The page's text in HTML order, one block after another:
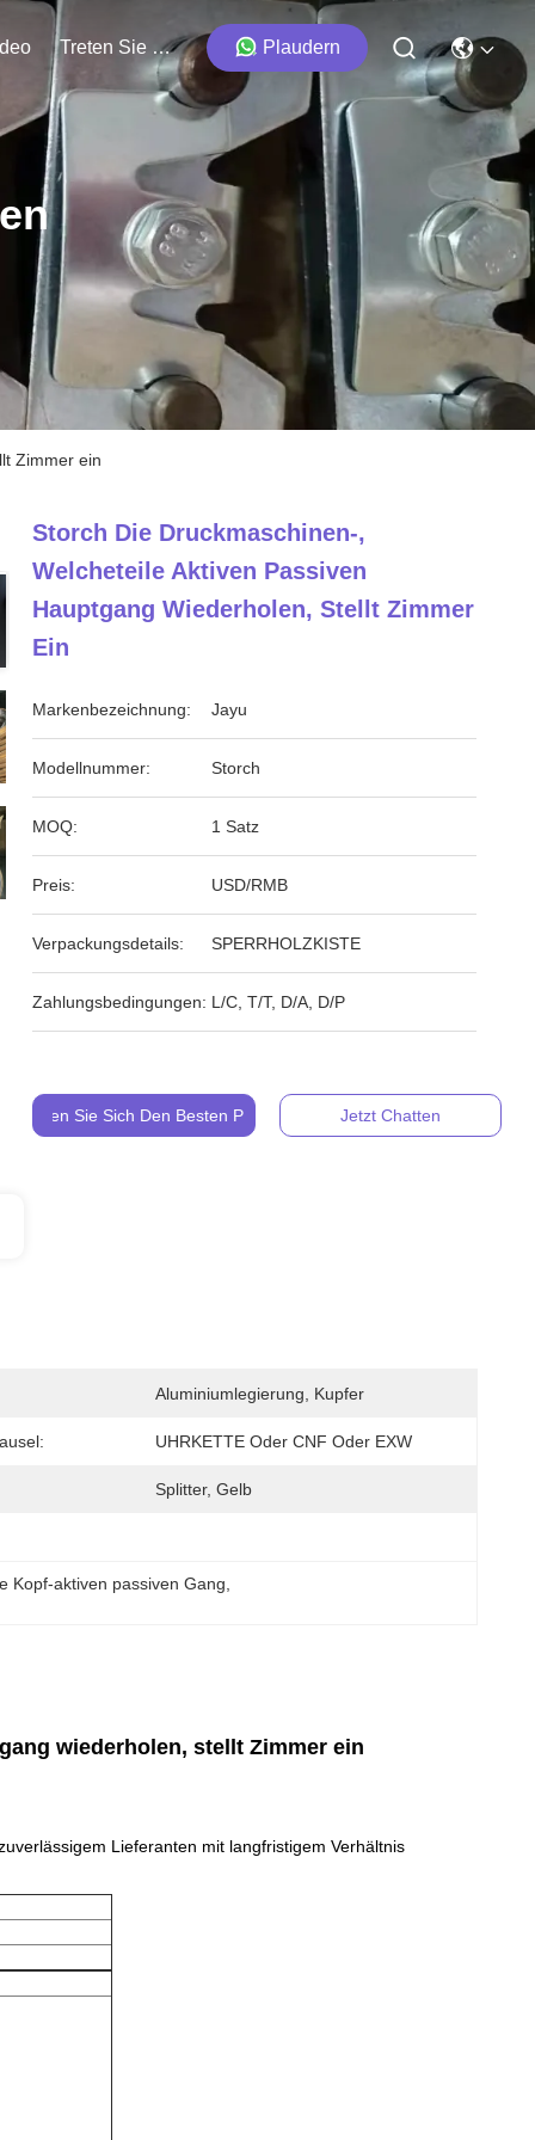
Treten Sie Mit Uns In Verbindung Plaudern
Zimmer ein
Storch Die Druckmaschinen-,
Welcheteile Aktiven Passiven
Hauptgang Wiederholen, Stellt Zimmer
Ein
Markenbezeichnung: Jayu
Modellnummer: Storch
MOQ: 1 Satz
Preis: USD/RMB
Verpackungsdetails: SPERRHOLZKISTE
Zahlungsbedingungen: L/C, T/T, D/A, D/P
Holen Sie Sich Den Besten Preis Jetzt Chatten
Aluminiumlegierung, Kupfer
UHRKETTE Oder CNF Oder EXW
Splitter, Gelb
Kopf-aktiven passiven Gang
wiederholen, stellt Zimmer ein
Lieferanten mit langfristigem Verhältnis